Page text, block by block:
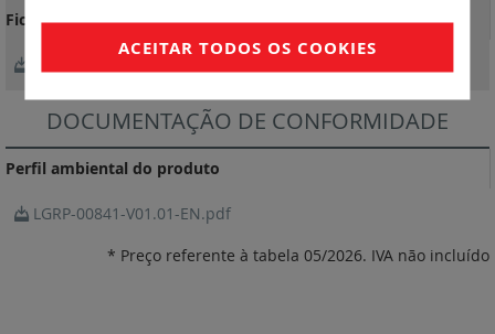
Fichas Técnicas
DOCUMENTAÇÃO DE CONFORMIDADE
Perfil ambiental do produto
LGRP-00841-V01.01-EN.pdf
* Preço referente à tabela 05/2026. IVA não incluído
ACEITAR TODOS OS COOKIES